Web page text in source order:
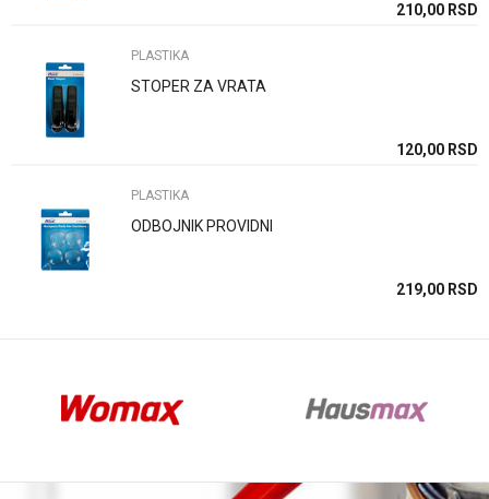
Anti-spam zaštita - izračunajte koliko je 9 - 4 :
POŠALJI
210,00 RSD
PLASTIKA
STOPER ZA VRATA
120,00 RSD
PLASTIKA
ODBOJNIK PROVIDNI
219,00 RSD